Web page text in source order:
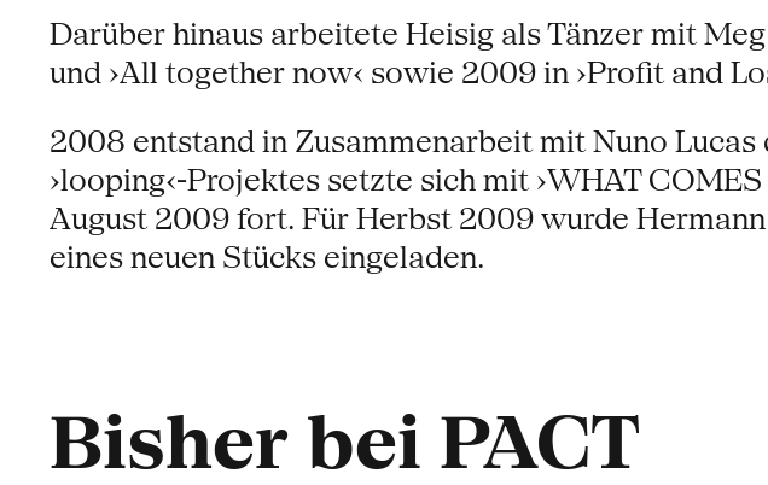
Darüber hinaus arbeitete Heisig als Tänzer mit
und ›All together now‹ sowie 2009 in ›Profit and
2008 entstand in Zusammenarbeit mit Nuno Lucas
›looping‹-Projektes setzte sich mit ›WHAT
August 2009 fort. Für Herbst 2009 wurde
eines neuen Stücks eingeladen.
Bisher bei PACT